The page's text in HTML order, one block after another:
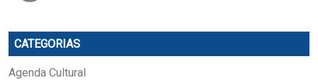
CATEGORIAS
Agenda Cultural